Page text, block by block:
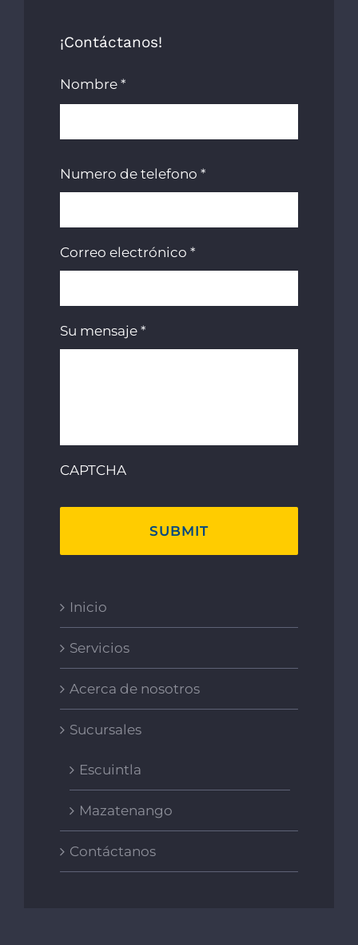
¡Contáctanos!
Nombre *
Numero de telefono *
Correo electrónico *
Su mensaje *
CAPTCHA
Inicio
Servicios
Acerca de nosotros
Sucursales
Escuintla
Mazatenango
Contáctanos